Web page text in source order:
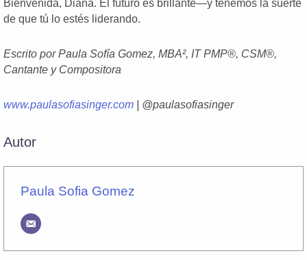
Bienvenida, Diana. El futuro es brillante—y tenemos la suerte
de que tú lo estés liderando.
Escrito por Paula Sofía Gomez, MBA², IT PMP®, CSM®,
Cantante y Compositora
www.paulasofiasinger.com | @paulasofiasinger
Autor
Paula Sofia Gomez